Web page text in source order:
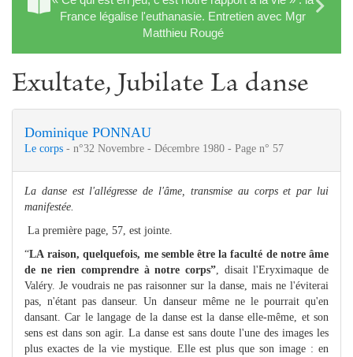
France légalise l'euthanasie. Entretien avec Mgr
Matthieu Rougé
Exultate, Jubilate La danse
Dominique PONNAU
Le corps - n°32 Novembre - Décembre 1980 - Page n° 57
La danse est l'allégresse de l'âme, transmise au corps et par lui
manifestée.
La première page, 57, est jointe.
“LA raison, quelquefois, me semble être la faculté de notre âme
de ne rien comprendre à notre corps” , disait l'Eryximaque de
Valéry. Je voudrais ne pas raisonner sur la danse, mais ne l'éviterai
pas, n'étant pas danseur. Un danseur même ne le pourrait qu'en
dansant. Car le langage de la danse est la danse elle-même, et son
sens est dans son agir. La danse est sans doute l'une des images les
plus exactes de la vie mystique. Elle est plus que son image : en